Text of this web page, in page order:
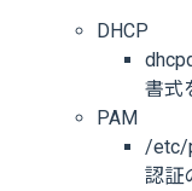
DHCP
書式
PAM
/etc/
認証